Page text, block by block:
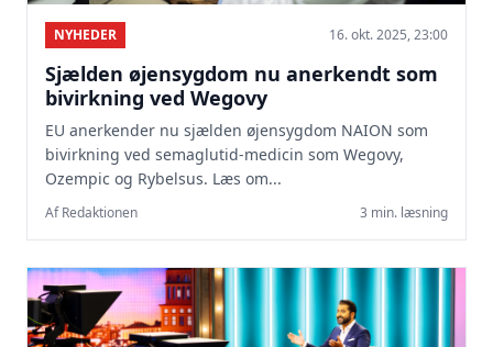
NYHEDER 16. okt. 2025, 23:00
Sjælden øjensygdom nu anerkendt som
bivirkning ved Wegovy
EU anerkender nu sjælden øjensygdom NAION som
bivirkning ved semaglutid-medicin som Wegovy,
Ozempic og Rybelsus. Læs om...
Af Redaktionen 3 min. læsning